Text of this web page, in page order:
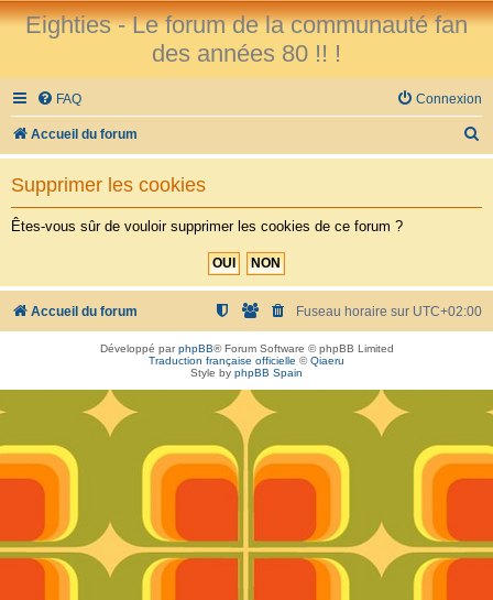
Eighties - Le forum de la communauté fan
des années 80 !! !
FAQ Connexion
Accueil du forum
e
h
r
Supprimer les cookies
Êtes-vous sûr de vouloir supprimer les cookies de ce forum ?
Accueil du forum Fuseau horaire sur UTC+02:00
Développé parphpBB® Forum Software © phpBB Limited
Traduction française officielle ©Qiaeru
Style by phpBB Spain